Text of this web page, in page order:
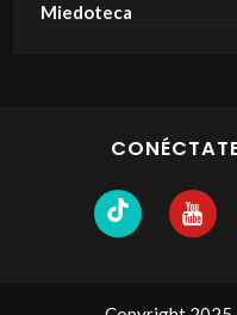
Miedoteca